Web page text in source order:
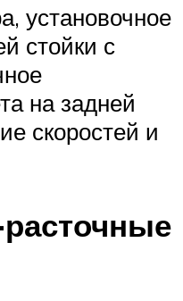
установочное
стойки с
на задней
скоростей и